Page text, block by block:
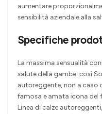
aumentare
sensibilità aziendale alla
Specifiche
La massima sensualità
salute della gambe: così
autoreggente, non a caso
famosa e amata icona del
Linea di calze